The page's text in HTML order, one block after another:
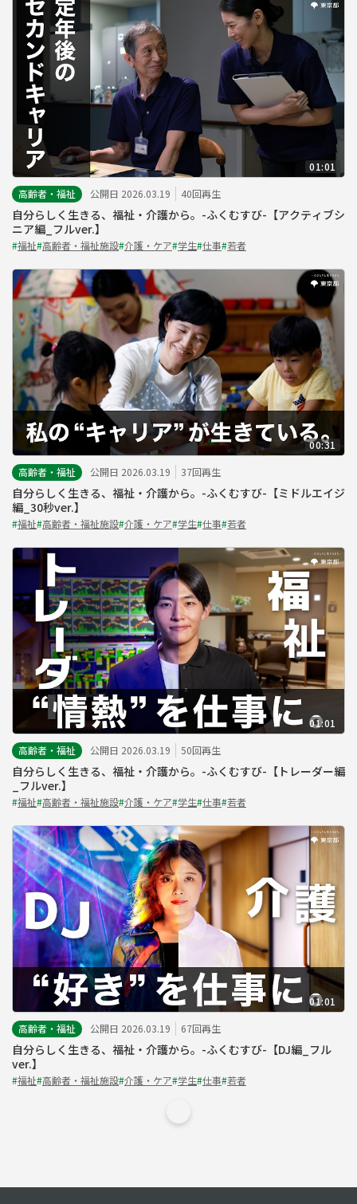
01:01
高齢者・福祉
公開日 2026.03.19 40回再生
自分らしく生きる、福祉・介護から。-ふくむすび-【アクティブシ
ニア編_フルver.】
#福祉#高齢者・福祉施設#介護・ケア#学生#仕事#若者
00:31
高齢者・福祉
公開日 2026.03.19 37回再生
自分らしく生きる、福祉・介護から。-ふくむすび-【ミドルエイジ
編_30秒ver.】
#福祉#高齢者・福祉施設#介護・ケア#学生#仕事#若者
01:01
高齢者・福祉
公開日 2026.03.19 50回再生
自分らしく生きる、福祉・介護から。-ふくむすび-【トレーダー編
_フルver.】
#福祉#高齢者・福祉施設#介護・ケア#学生#仕事#若者
01:01
高齢者・福祉
公開日 2026.03.19 67回再生
自分らしく生きる、福祉・介護から。-ふくむすび-【DJ編_フル
ver.】
#福祉#高齢者・福祉施設#介護・ケア#学生#仕事#若者